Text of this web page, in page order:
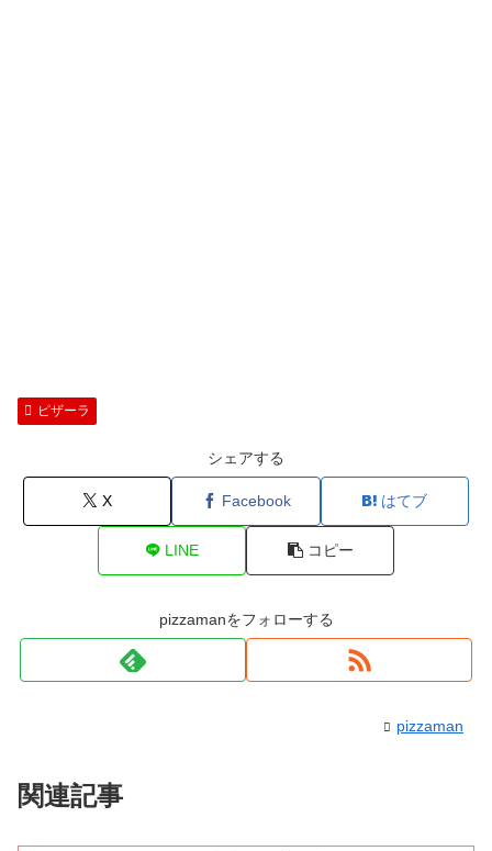
ピザーラ
シェアする
X Facebook はてブ
LINE コピー
pizzamanをフォローする
pizzaman
関連記事